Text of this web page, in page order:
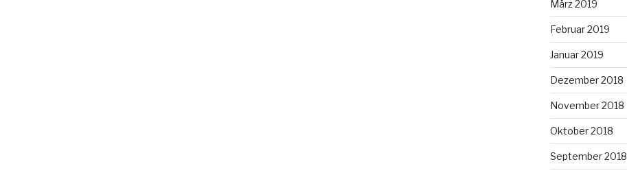
März 2019
Februar 2019
Januar 2019
Dezember 2018
November 2018
Oktober 2018
September 2018